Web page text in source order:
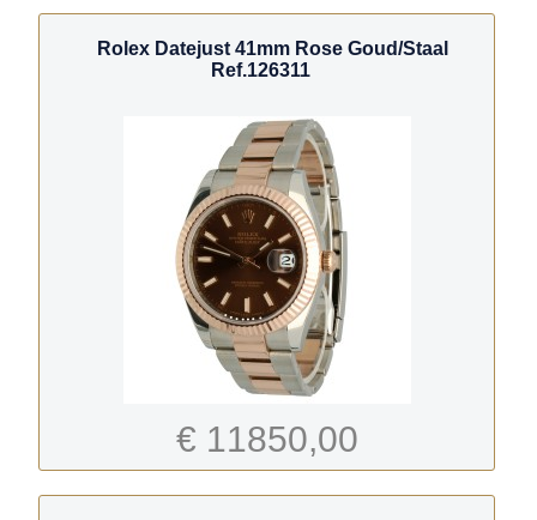
Rolex Datejust 41mm Rose Goud/Staal
Ref.126311
€ 11850,00